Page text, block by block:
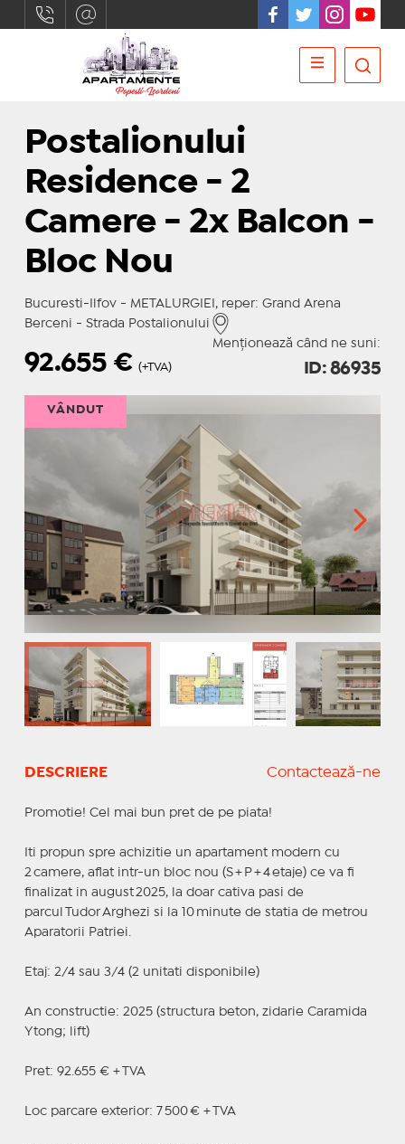
Postalionului
Residence - 2
Camere - 2x Balcon -
Bloc Nou
Bucuresti-Ilfov - METALURGIEI, reper: Grand Arena
Berceni - Strada Postalionului
Menționează când ne suni:
92.655€ (+TVA) ID: 86935
VÂNDUT
DESCRIERE Contactează-ne
Promotie! Cel mai bun pret de pe piata!
Iti propun spre achizitie un apartament modern cu
2 camere, aflat intr-un bloc nou (S + P + 4 etaje) ce va fi
finalizat in august 2025, la doar cativa pasi de
parcul Tudor Arghezi si la 10 minute de statia de metrou
Aparatorii Patriei.
Etaj: 2/4 sau 3/4 (2 unitati disponibile)
An constructie: 2025 (structura beton, zidarie Caramida
Ytong; lift)
Pret: 92.655 € + TVA
Loc parcare exterior: 7 500 € + TVA